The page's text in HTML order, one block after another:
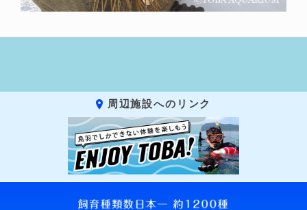
周辺施設へのリンク